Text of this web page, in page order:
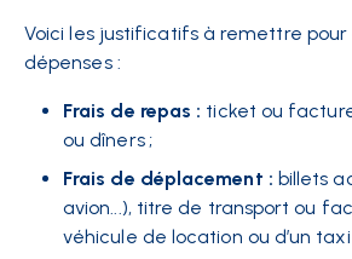
Voici les justificatifs à remettre
dépenses :
Frais de repas : ticket ou
ou dîners ;
Frais de déplacement : billets
avion...), titre de transport ou
véhicule de location ou d’un taxi